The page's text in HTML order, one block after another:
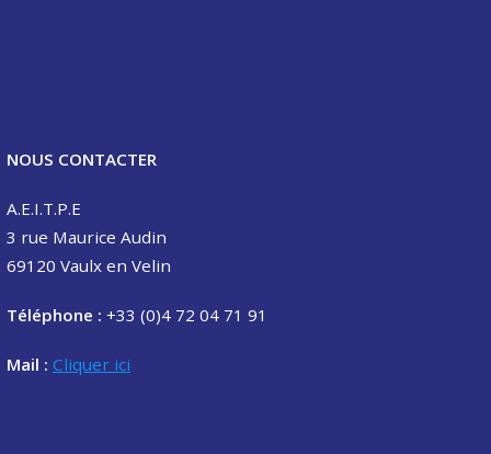
NOUS CONTACTER
A.E.I.T.P.E
3 rue Maurice Audin
69120 Vaulx en Velin
Téléphone : +33 (0)4 72 04 71 91
Mail : Cliquer ici